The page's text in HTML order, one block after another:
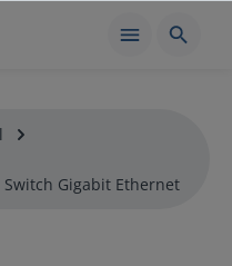
Switch Gigabit Ethernet